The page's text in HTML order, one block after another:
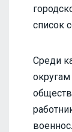
список
Среди